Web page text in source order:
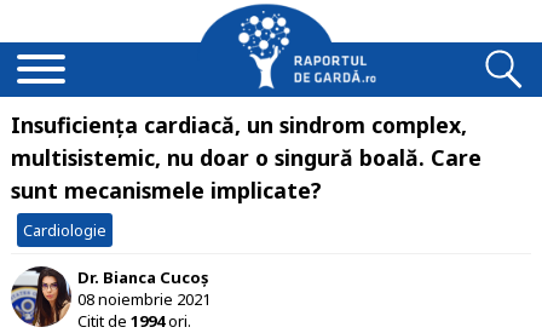
Insuficiența cardiacă, un sindrom complex,
multisistemic, nu doar o singură boală. Care
sunt mecanismele implicate?
Cardiologie
Dr. Bianca Cucoș
08 noiembrie 2021
Citit de 1994ori.